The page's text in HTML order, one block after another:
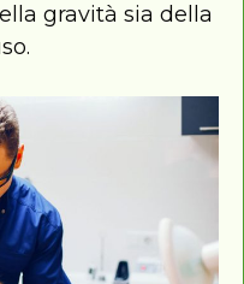
gravità sia della